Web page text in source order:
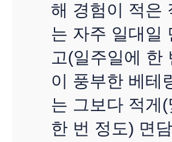
해 경험이 적은
는 자주 일대일
고(일주일에 한
이 풍부한 베테
는 그보다 적게(
한 번 정도) 면